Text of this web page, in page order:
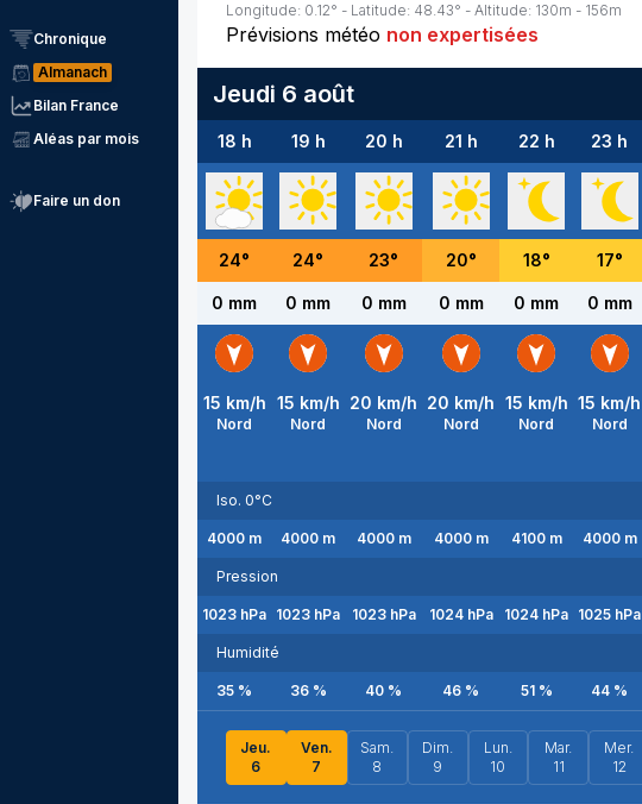
Chronique
Almanach
Bilan France
Aléas par mois
Faire un don
Longitude: 0.12° - Latitude: 48.43° - Altitude: 130m - 156m
Prévisions météo non expertisées
Jeudi 6 août
18 h 19 h 20 h 21 h 22 h 23 h
24° 24° 23° 20° 18° 17°
0 mm 0 mm 0 mm 0 mm 0 mm 0 mm
15 km/h
Nord
15 km/h
Nord
20 km/h
Nord
20 km/h
Nord
15 km/h
Nord
15 km/h
Nord
Iso. 0°C
4000 m 4000 m 4000m 4000m 4100m 4000m
Pression
1023 hPa 1023 hPa 1023hPa 1024hPa 1024 hPa 1025 hPa
Humidité
35 % 36% 40 % 46 % 51% 44 %
Jeu.
6
Ven.
7
Sam.
8
Dim.
9
Lun.
10
Mar.
11
Mer.
12